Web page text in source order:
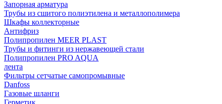
Запорная арматура
Трубы из сшитого полиэтилена и металлополимера
Шкафы коллекторные
Антифриз
Полипропилен MEER PLAST
Трубы и фитинги из нержавеющей стали
Полипропилен PRO AQUA
лента
Фильтры сетчатые самопромывные
Danfoss
Газовые шланги
Герметик